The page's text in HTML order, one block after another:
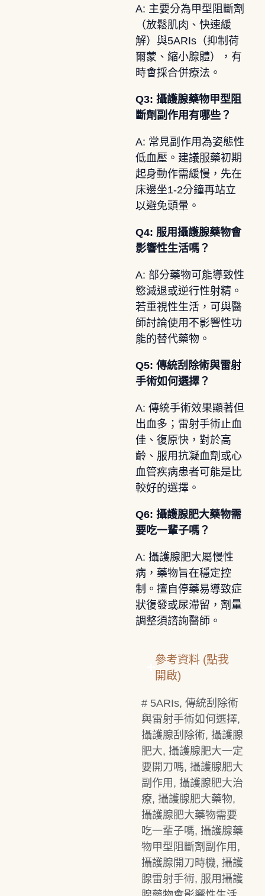
A: 主要分為甲型阻斷劑
（放鬆肌肉、快速緩
解）與5ARIs（抑制荷
爾蒙、縮小腺體），有
時會採合併療法。
Q3: 攝護腺藥物甲型阻
斷劑副作用有哪些？
A: 常見副作用為姿態性
低血壓。建議服藥初期
起身動作需緩慢，先在
床邊坐1-2分鐘再站立
以避免頭暈。
Q4: 服用攝護腺藥物會
影響性生活嗎？
A: 部分藥物可能導致性
慾減退或逆行性射精。
若重視性生活，可與醫
師討論使用不影響性功
能的替代藥物。
Q5: 傳統刮除術與雷射
手術如何選擇？
A: 傳統手術效果顯著但
出血多；雷射手術止血
佳、復原快，對於高
齡、服用抗凝血劑或心
血管疾病患者可能是比
較好的選擇。
Q6: 攝護腺肥大藥物需
要吃一輩子嗎？
A: 攝護腺肥大屬慢性
病，藥物旨在穩定控
制。擅自停藥易導致症
狀復發或尿滯留，劑量
調整須諮詢醫師。
參考資料 (點我
開啟)
# 5ARIs, 傳統刮除術
與雷射手術如何選擇,
攝護腺刮除術, 攝護腺
肥大, 攝護腺肥大一定
要開刀嗎, 攝護腺肥大
副作用 , 攝護腺肥大治
療, 攝護腺肥大藥物,
攝護腺肥大藥物需要
吃一輩子嗎, 攝護腺藥
物甲型阻斷劑副作用 ,
攝護腺開刀時機, 攝護
腺雷射手術, 服用攝護